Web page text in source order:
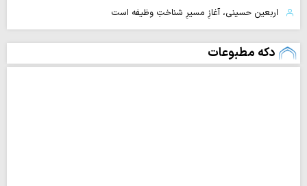
اربعین حسینی، آغازِ مسیرِ شناختِ وظیفه است
دکه مطبوعات